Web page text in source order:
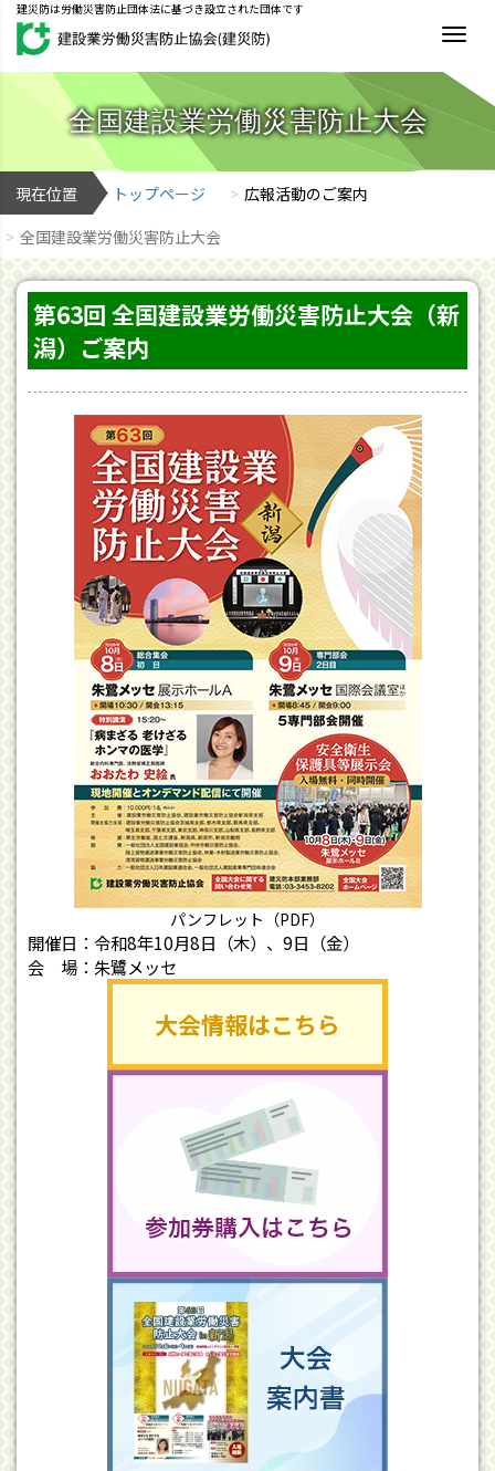
建災防は労働災害防止団体法に基づき設立された団体です
全国建設業労働災害防止大会
現在位置 トップページ
広報活動のご案内
全国建設業労働災害防止大会
第63回 全国建設業労働災害防止大会（新
潟）ご案内
パンフレット（PDF）
開催日：令和8年10月8日（木）、9日（金）
会 場：朱鷺メッセ
大会情報はこちら